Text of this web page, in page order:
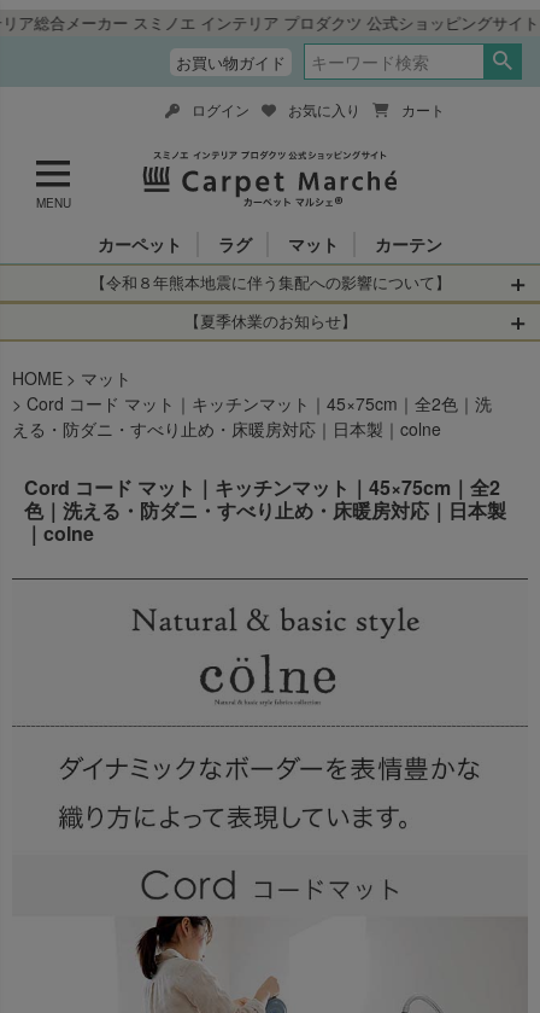
ノエ インテリア プロダクツ 公式ショッピングサイト「カーペットマルシ
お買い物ガイド
MENU
ログイン お気に入り カート
カーペット ラグ マット カーテン
【令和８年熊本地震に伴う集配への影響について】
令和8年熊本地震により、お亡くなりになられた方々に深く
お見舞い申し上げます。 この地震の影響により、現在、一
部地域を発着するお荷物のお届けに遅れが生じておりま
す。
【お荷物のお届けに遅れが生じている地域】
・全国から九州あてのお荷物
・九州から全国あてのお荷物
なお、今後の被害状況や交通規制などにより、対象地域や
サービスへの影響が変更となる場合がございます。
お客さまにはご不便をおかけいたしますが、何卒ご理解賜
りますようお願い申し上げます。
【夏季休業のお知らせ】
当店は は2026年8月11日(火)～2026年8月16日(日)
を休業とさせて頂きます。
休業中のご注文に関しては自動返信メールは届きますが、
へのご返答ができかねます。 休業明けから順次送信させて
いただきますのでよろしくお願いいたします。
オーダー商品など、詳しくはこちらから
HOME
マット
Cord コード マット｜キッチンマット｜45×75cm｜全2色｜洗
える・防ダニ・すべり止め・床暖房対応｜日本製｜colne
Cord コード マット｜キッチンマット｜45×75cm｜全2
色｜洗える・防ダニ・すべり止め・床暖房対応｜日本製
｜colne